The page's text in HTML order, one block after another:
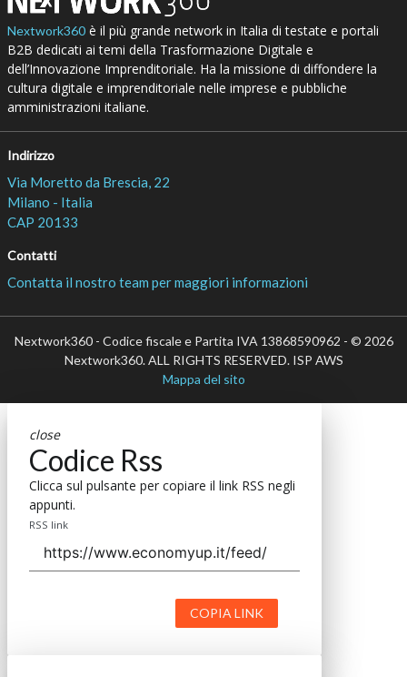
Nextwork360è il più grande network in Italia di testate e portali
B2B dedicati ai temi della Trasformazione Digitale e
dell’Innovazione Imprenditoriale. Ha la missione di diffondere la
cultura digitale e imprenditoriale nelle imprese e pubbliche
amministrazioni italiane.
Indirizzo
Via Moretto da Brescia, 22
Milano - Italia
CAP 20133
Contatti
Contatta il nostro team per maggiori informazioni
Nextwork360 - Codice fiscale e Partita IVA 13868590962 - © 2026
Nextwork360. ALL RIGHTS RESERVED. ISP AWS
Mappa del sito
close
Codice Rss
Clicca sul pulsante per copiare il link RSS negli
appunti.
RSS link
COPIA LINK